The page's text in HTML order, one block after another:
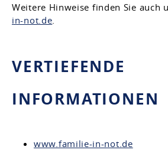
Weitere Hinweise finden Sie auch
in-not.de
VERTIEFENDE
INFORMATIONEN
www.familie-in-not.de